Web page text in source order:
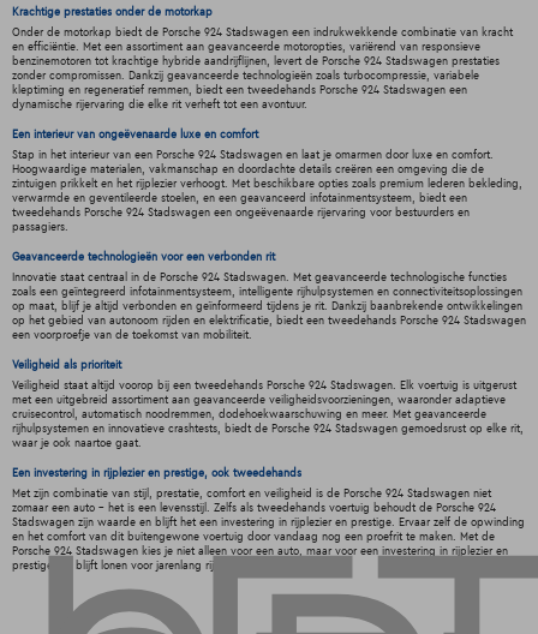
Krachtige prestaties onder de motorkap
Onder de motorkap biedt de Porsche 924 Stadswagen een indrukwekkende combinatie van kracht
en efficiëntie. Met een assortiment aan geavanceerde motoropties, variërend van responsieve
benzinemotoren tot krachtige hybride aandrijflijnen, levert de Porsche 924 Stadswagen prestaties
zonder compromissen. Dankzij geavanceerde technologieën zoals turbocompressie, variabele
kleptiming en regeneratief remmen, biedt een tweedehands Porsche 924 Stadswagen een
dynamische rijervaring die elke rit verheft tot een avontuur.
Een interieur van ongeëvenaarde luxe en comfort
Stap in het interieur van een Porsche 924 Stadswagen en laat je omarmen door luxe en comfort.
Hoogwaardige materialen, vakmanschap en doordachte details creëren een omgeving die de
zintuigen prikkelt en het rijplezier verhoogt. Met beschikbare opties zoals premium lederen bekleding,
verwarmde en geventileerde stoelen, en een geavanceerd infotainmentsysteem, biedt een
tweedehands Porsche 924 Stadswagen een ongeëvenaarde rijervaring voor bestuurders en
passagiers.
Geavanceerde technologieën voor een verbonden rit
Innovatie staat centraal in de Porsche 924 Stadswagen. Met geavanceerde technologische functies
zoals een geïntegreerd infotainmentsysteem, intelligente rijhulpsystemen en connectiviteitsoplossingen
op maat, blijf je altijd verbonden en geïnformeerd tijdens je rit. Dankzij baanbrekende ontwikkelingen
op het gebied van autonoom rijden en elektrificatie, biedt een tweedehands Porsche 924 Stadswagen
een voorproefje van de toekomst van mobiliteit.
Veiligheid als prioriteit
Veiligheid staat altijd voorop bij een tweedehands Porsche 924 Stadswagen. Elk voertuig is uitgerust
met een uitgebreid assortiment aan geavanceerde veiligheidsvoorzieningen, waaronder adaptieve
cruisecontrol, automatisch noodremmen, dodehoekwaarschuwing en meer. Met geavanceerde
rijhulpsystemen en innovatieve crashtests, biedt de Porsche 924 Stadswagen gemoedsrust op elke rit,
waar je ook naartoe gaat.
Een investering in rijplezier en prestige, ook tweedehands
Met zijn combinatie van stijl, prestatie, comfort en veiligheid is de Porsche 924 Stadswagen niet
zomaar een auto - het is een levensstijl. Zelfs als tweedehands voertuig behoudt de Porsche 924
Stadswagen zijn waarde en blijft het een investering in rijplezier en prestige. Ervaar zelf de opwinding
en het comfort van dit buitengewone voertuig door vandaag nog een proefrit te maken. Met de
Porsche 924 Stadswagen kies je niet alleen voor een auto, maar voor een investering in rijplezier en
prestige die blijft lonen voor jarenlang rijplezier.